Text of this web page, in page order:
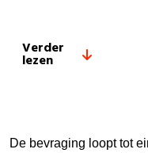
Verder
lezen
De bevraging loopt tot